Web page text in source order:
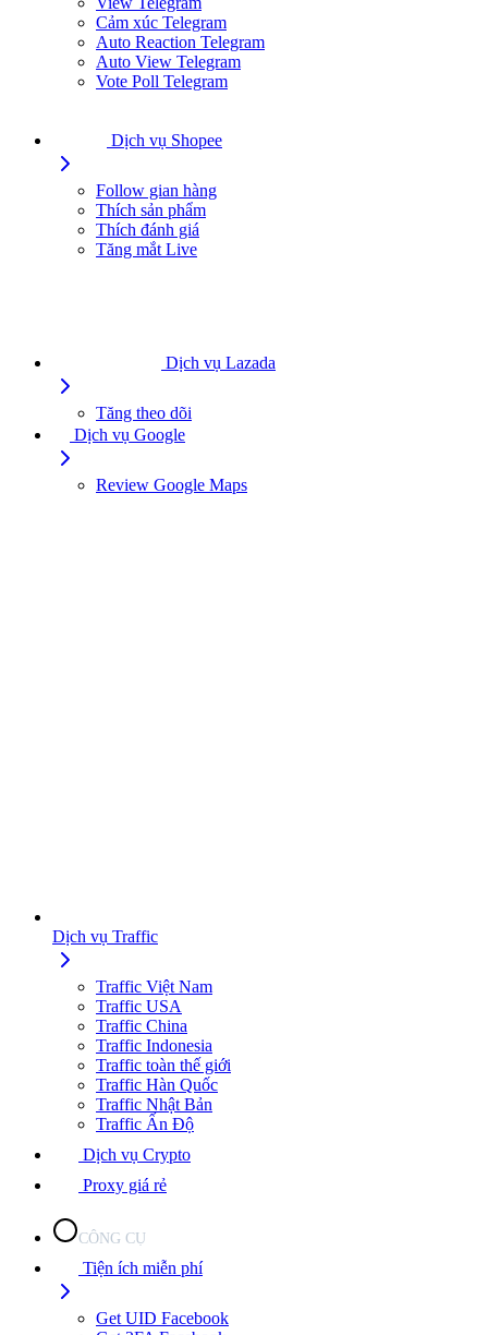
Cảm xúc Telegram
Auto Reaction Telegram
Auto View Telegram
Vote Poll Telegram
Dịch vụ Shopee
Follow gian hàng
Thích sản phẩm
Thích đánh giá
Tăng mắt Live
Dịch vụ Lazada
Tăng theo dõi
Dịch vụ Google
Review Google Maps
Dịch vụ Traffic
Traffic Việt Nam
Traffic USA
Traffic China
Traffic Indonesia
Traffic toàn thế giới
Traffic Hàn Quốc
Traffic Nhật Bản
Traffic Ấn Độ
Dịch vụ Crypto
Proxy giá rẻ
CÔNG CỤ
Tiện ích miễn phí
Get UID Facebook